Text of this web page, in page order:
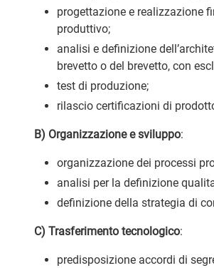
progettazione e realizzazione
produttivo;
analisi e definizione
brevetto o del brevetto, con
test di produzione;
rilascio certificazioni di
B) Organizzazione e sviluppo:
organizzazione dei processi
analisi per la definizione
definizione della strategia di
C) Trasferimento tecnologico:
predisposizione accordi di